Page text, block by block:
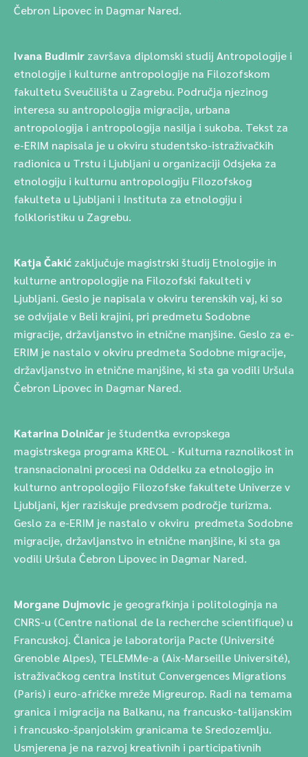
Čebron Lipovec in Dagmar Nared.
Ivana Budimir završava diplomski studij Antropologije i
etnologije i kulturne antropologije na Filozofskom
fakultetu Sveučilišta u Zagrebu. Područja njezinog
interesa su antropologija migracija, urbana
antropologija i antropologija nasilja i sukoba. Tekst za
e-ERIM napisala je u okviru studentsko-istraživačkih
radionica u Trstu i Ljubljani u organizaciji Odsjeka za
etnologiju i kulturnu antropologiju Filozofskog
fakulteta u Ljubljani i Instituta za etnologiju i
folkloristiku u Zagrebu.
Katja Čakić zaključuje magistrski študij Etnologije in
kulturne antropologije na Filozofski fakulteti v
Ljubljani. Geslo je napisala v okviru terenskih vaj, ki so
se odvijale v Beli krajini, pri predmetu Sodobne
migracije, državljanstvo in etnične manjšine. Geslo za e-
ERIM je nastalo v okviru predmeta Sodobne migracije,
državljanstvo in etnične manjšine, ki sta ga vodili Uršula
Čebron Lipovec in Dagmar Nared.
Katarina Dolničar je študentka evropskega
magistrskega programa KREOL - Kulturna raznolikost in
transnacionalni procesi na Oddelku za etnologijo in
kulturno antropologijo Filozofske fakultete Univerze v
Ljubljani, kjer raziskuje predvsem področje turizma.
Geslo za e-ERIM je nastalo v okviru predmeta Sodobne
migracije, državljanstvo in etnične manjšine, ki sta ga
vodili Uršula Čebron Lipovec in Dagmar Nared.
Morgane Dujmovic je geografkinja i politologinja na
CNRS-u (Centre national de la recherche scientifique) u
Francuskoj. Članica je laboratorija Pacte (Université
Grenoble Alpes), TELEMMe-a (Aix-Marseille Université),
istraživačkog centra Institut Convergences Migrations
(Paris) i euro-afričke mreže Migreurop. Radi na temama
granica i migracija na Balkanu, na francusko-talijanskim
i francusko-španjolskim granicama te Sredozemlju.
Usmjerena je na razvoj kreativnih i participativnih